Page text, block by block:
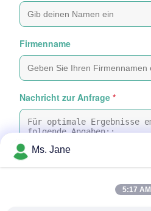
Firmenname
Nachricht zur Anfrage *
Ms. Jane
5:17 AM